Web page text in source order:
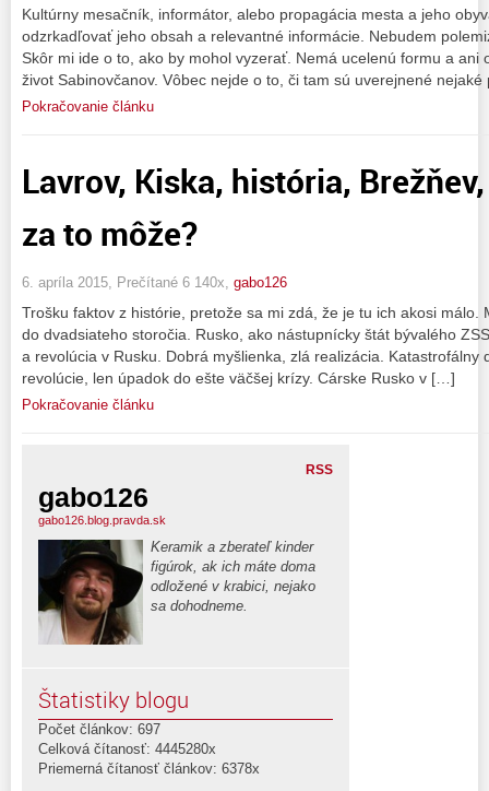
Kultúrny mesačník, informátor, alebo propagácia mesta a jeho
odzrkadľovať jeho obsah a relevantné informácie. Nebudem
Skôr mi ide o to, ako by mohol vyzerať. Nemá ucelenú formu a ani
život Sabinovčanov. Vôbec nejde o to, či tam sú uverejnené
Pokračovanie článku
Lavrov, Kiska, história,
za to môže?
6. apríla 2015, Prečítané 6 140x, gabo126
Trošku faktov z histórie, pretože sa mi zdá, že je tu ich akosi málo.
do dvadsiateho storočia. Rusko, ako nástupnícky štát bývalého
a revolúcia v Rusku. Dobrá myšlienka, zlá realizácia. Katastrofálny
revolúcie, len úpadok do ešte väčšej krízy. Cárske Rusko v […]
Pokračovanie článku
RSS
gabo126
gabo126.blog.pravda.sk
Keramik a zberateľ kinder
figúrok, ak ich máte doma
odložené v krabici, nejako
sa dohodneme.
Štatistiky blogu
Počet článkov: 697
Celková čítanosť: 4445280x
Priemerná čítanosť článkov: 6378x